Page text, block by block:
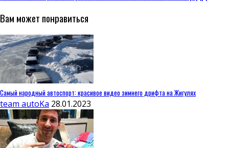
Вам может понравиться
Самый народный автоспорт: красивое видео зимнего дрифта на Жигулях
team autoKa 28.01.2023